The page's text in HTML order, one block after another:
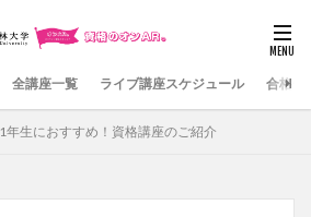
全講座一覧 ライブ講座スケジュール 合格体
1年生におすすめ！資格講座のご紹介